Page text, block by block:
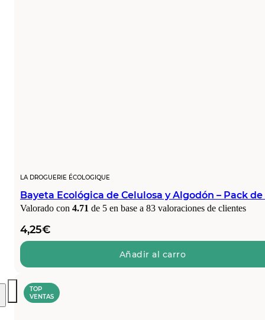
LA DROGUERIE ÉCOLOGIQUE
Bayeta Ecológica de Celulosa y Algodón – Pack de
Valorado con 4.71 de 5 en base a 83 valoraciones de clientes
4,25€
Añadir al carro
TOP
VENTAS